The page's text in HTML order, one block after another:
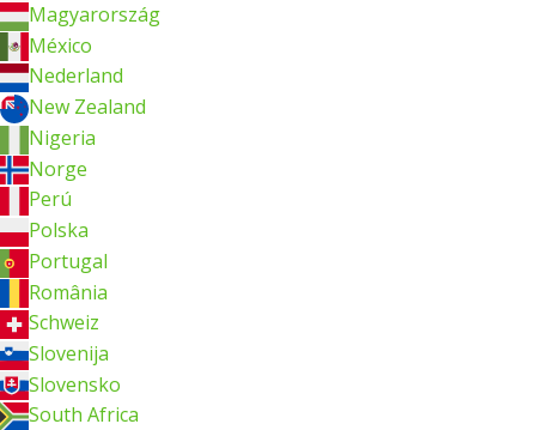
Magyarország
México
Nederland
New Zealand
Nigeria
Norge
Perú
Polska
Portugal
România
Schweiz
Slovenija
Slovensko
South Africa